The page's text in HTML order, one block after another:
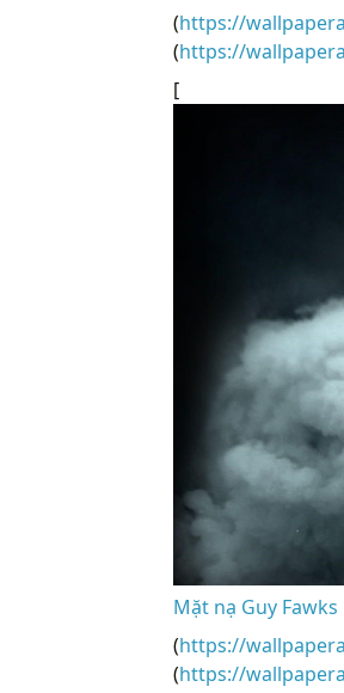
(https://
(https://
[
Mặt nạ Guy
(https://
(https://